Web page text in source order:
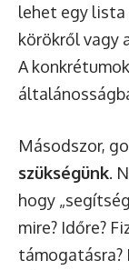
lehet egy
körökről vagy
A
Másodszor,
szükségünk.
hogy
mire? Időre?
támogatásra?